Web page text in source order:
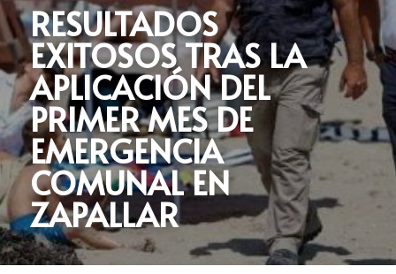
RESULTADOS
EXITOSOS TRAS LA
APLICACIÓN DEL
PRIMER MES DE
EMERGENCIA
COMUNAL EN
ZAPALLAR